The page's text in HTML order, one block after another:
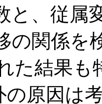
と、従属
の関係を
た結果も
の原因は